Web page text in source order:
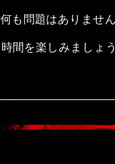
も問題はありませ
間を楽しみましょう